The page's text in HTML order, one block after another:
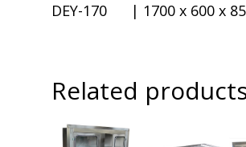
DEY-170 | 1700 x 600 x
Related